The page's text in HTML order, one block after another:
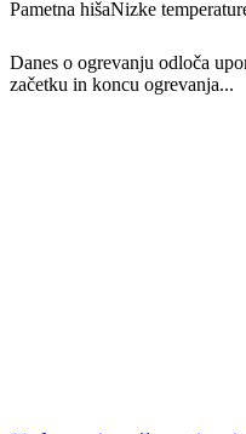
Pametna hišaNizke
Danes o ogrevanju odloča
začetku in koncu ogrevanja...